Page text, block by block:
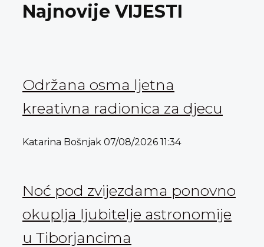
Najnovije VIJESTI
Održana osma ljetna
kreativna radionica za djecu
Katarina Bošnjak 07/08/2026 11:34
Noć pod zvijezdama ponovno
okuplja ljubitelje astronomije
u Tiborjancima